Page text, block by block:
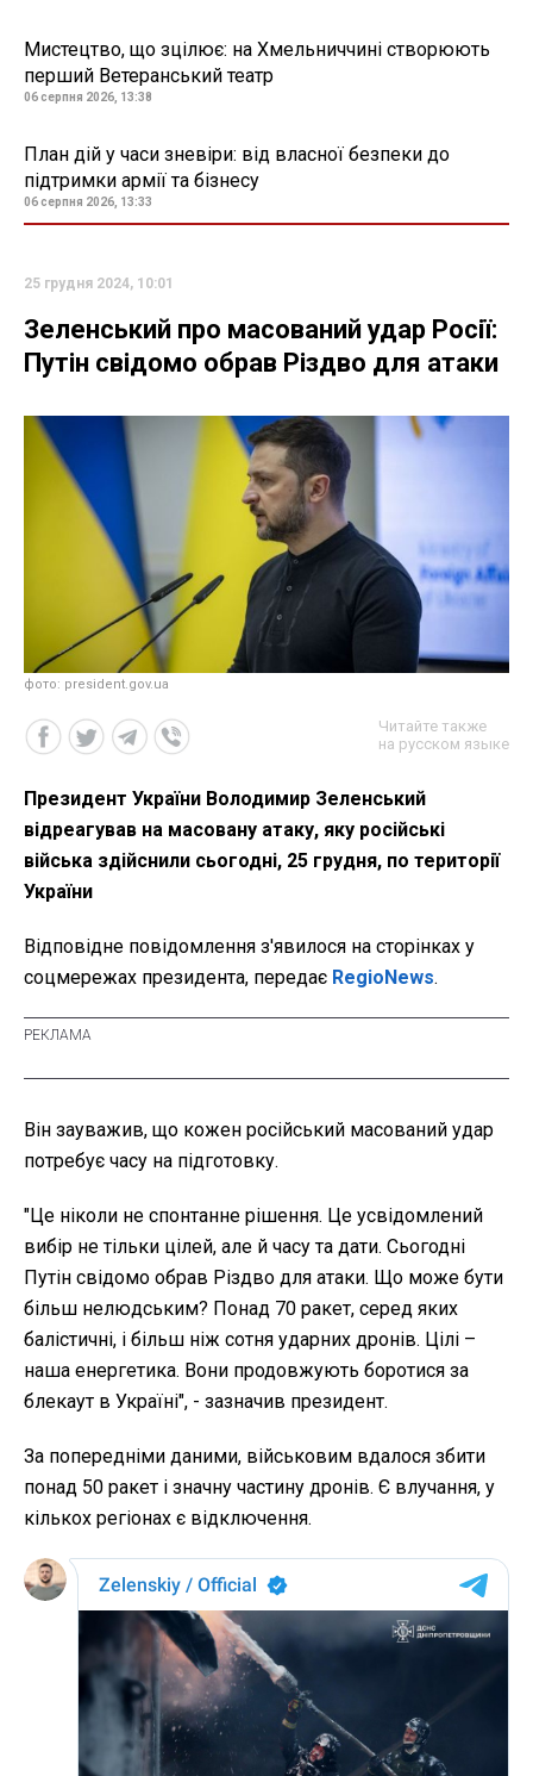
Мистецтво, що зцілює: на Хмельниччині створюють
перший Ветеранський театр
06 серпня 2026, 13:38
План дій у часи зневіри: від власної безпеки до
підтримки армії та бізнесу
06 серпня 2026, 13:33
25 грудня 2024, 10:01
Зеленський про масований удар Росії:
Путін свідомо обрав Різдво для атаки
фото: president.gov.ua
Читайте также
на русском языке
Президент України Володимир Зеленський
відреагував на масовану атаку, яку російські
війська здійснили сьогодні, 25 грудня, по території
України
Відповідне повідомлення з'явилося на сторінках у
соцмережах президента, передає RegioNews.
Він зауважив, що кожен російський масований удар
потребує часу на підготовку.
"Це ніколи не спонтанне рішення. Це усвідомлений
вибір не тільки цілей, але й часу та дати. Сьогодні
Путін свідомо обрав Різдво для атаки. Що може бути
більш нелюдським? Понад 70 ракет, серед яких
балістичні, і більш ніж сотня ударних дронів. Цілі –
наша енергетика. Вони продовжують боротися за
блекаут в Україні", - зазначив президент.
За попередніми даними, військовим вдалося збити
понад 50 ракет і значну частину дронів. Є влучання, у
кількох регіонах є відключення.